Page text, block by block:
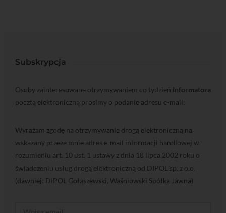
Subskrypcja
Osoby zainteresowane otrzymywaniem co tydzień Informatora
pocztą elektroniczną prosimy o podanie adresu e-mail:
Wyrażam zgodę na otrzymywanie drogą elektroniczną na
wskazany przeze mnie adres e-mail informacji handlowej w
rozumieniu art. 10 ust. 1 ustawy z dnia 18 lipca 2002 roku o
świadczeniu usług drogą elektroniczną od DIPOL sp. z o.o.
(dawniej: DIPOL Gołaszewski, Waśniowski Spółka Jawna)